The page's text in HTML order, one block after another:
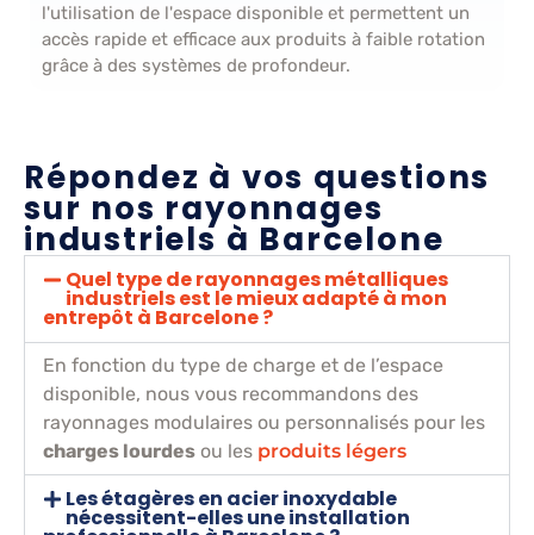
l'utilisation de l'espace disponible et permettent un
accès rapide et efficace aux produits à faible rotation
grâce à des systèmes de profondeur.
Répondez à vos questions
sur nos rayonnages
industriels à Barcelone
Quel type de rayonnages métalliques
industriels est le mieux adapté à mon
entrepôt à Barcelone ?
En fonction du type de charge et de l’espace
disponible, nous vous recommandons des
rayonnages modulaires ou personnalisés pour les
charges lourdes ou les produits légers
Les étagères en acier inoxydable
nécessitent-elles une installation